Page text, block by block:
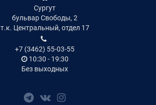
Сургут
бульвар Свободы, 2
т.к. Центральный, отдел 17
+7 (3462) 55-03-55
10:30 - 19:30
Без выходных